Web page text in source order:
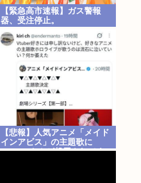
【緊急高市速報】ガス警報
器、受注停止。
【悲報】人気アニメ「メイド
インアビス」の主題歌に
VTuberさんが起用されてま